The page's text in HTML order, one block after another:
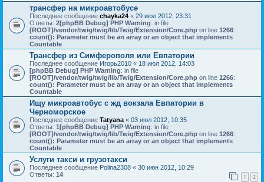
трансфер на микроавтобусе
Последнее сообщение chayka24 « 29 июл 2012, 23:31
Ответы: 2[phpBB Debug] PHP Warning: in file
[ROOT]/vendor/twig/twig/lib/Twig/Extension/Core.php on line 1266:
count(): Parameter must be an array or an object that implements
Countable
Трансфер из Симферополя или Евпатории
Последнее сообщение Игорь2010 « 18 июл 2012, 14:03
[phpBB Debug] PHP Warning: in file
[ROOT]/vendor/twig/twig/lib/Twig/Extension/Core.php on line 1266:
count(): Parameter must be an array or an object that implements
Countable
Ищу микроавтобус с жд вокзала Евпатории в
Черноморское
Последнее сообщение Tatyana « 03 июл 2012, 10:35
Ответы: 1[phpBB Debug] PHP Warning: in file
[ROOT]/vendor/twig/twig/lib/Twig/Extension/Core.php on line 1266:
count(): Parameter must be an array or an object that implements
Countable
Услуги такси и грузотакси
Последнее сообщение Polina2308 « 30 июн 2012, 10:29
Ответы: 14 1 2